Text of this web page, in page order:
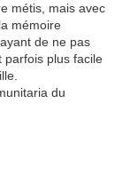
métis, mais avec
mémoire
de ne pas
parfois plus facile
du